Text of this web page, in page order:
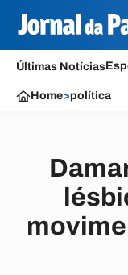
Últimas Notícias
Home>política